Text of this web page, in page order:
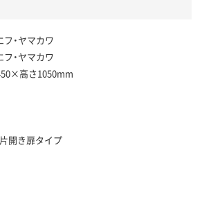
フ・ヤマカワ
フ・ヤマカワ
高さ1050mm
開き扉タイプ